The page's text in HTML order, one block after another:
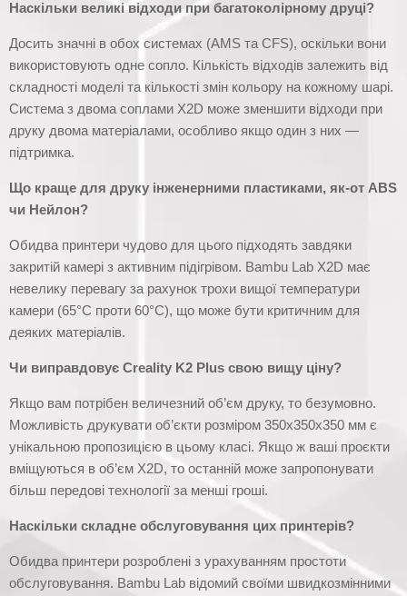
Наскільки великі відходи при багатоколірному друці?
Досить значні в обох системах (AMS та CFS), оскільки вони
використовують одне сопло. Кількість відходів залежить від
складності моделі та кількості змін кольору на кожному шарі.
Система з двома соплами X2D може зменшити відходи при
друку двома матеріалами, особливо якщо один з них —
підтримка.
Що краще для друку інженерними пластиками, як-от ABS
чи Нейлон?
Обидва принтери чудово для цього підходять завдяки
закритій камері з активним підігрівом. Bambu Lab X2D має
невелику перевагу за рахунок трохи вищої температури
камери (65°C проти 60°C), що може бути критичним для
деяких матеріалів.
Чи виправдовує Creality K2 Plus свою вищу ціну?
Якщо вам потрібен величезний об’єм друку, то безумовно.
Можливість друкувати об’єкти розміром 350x350x350 мм є
унікальною пропозицією в цьому класі. Якщо ж ваші проєкти
вміщуються в об’єм X2D, то останній може запропонувати
більш передові технології за менші гроші.
Наскільки складне обслуговування цих принтерів?
Обидва принтери розроблені з урахуванням простоти
обслуговування. Bambu Lab відомий своїми швидкозмінними